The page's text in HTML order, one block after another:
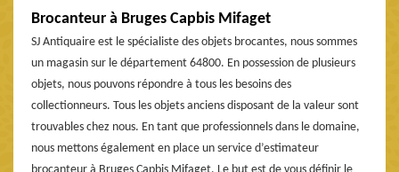
Brocanteur à Bruges Capbis Mifaget
SJ Antiquaire est le spécialiste des objets brocantes, nous sommes
un magasin sur le département 64800. En possession de plusieurs
objets, nous pouvons répondre à tous les besoins des
collectionneurs. Tous les objets anciens disposant de la valeur sont
trouvables chez nous. En tant que professionnels dans le domaine,
nous mettons également en place un service d’estimateur
brocanteur à Bruges Capbis Mifaget. Le but est de vous définir le